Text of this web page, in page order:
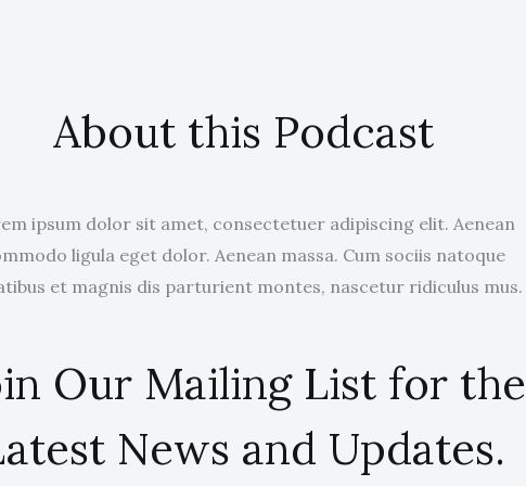
About this Podcast
ipsum dolor sit amet, consectetuer adipiscing elit. Aenean
ligula eget dolor. Aenean massa. Cum sociis natoque
et magnis dis parturient montes, nascetur ridiculus mus.
Our Mailing List for the
News and Updates.